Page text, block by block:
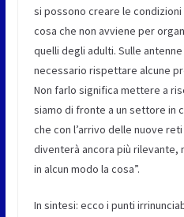
si possono creare le
cosa che non avviene per
quelli degli adulti. Sulle
necessario rispettare alcune
Non farlo significa mettere a
siamo di fronte a un settore in
che con l’arrivo delle nuove
diventerà ancora più rilevante,
in alcun modo la cosa”.
In sintesi: ecco i punti